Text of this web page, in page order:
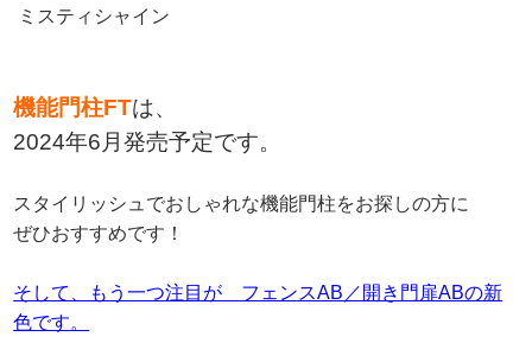
ミスティシャイン
機能門柱FTは、
2024年6月発売予定です。
スタイリッシュでおしゃれな機能門柱をお探しの方に
ぜひおすすめです！
そして、もう一つ注目が フェンスAB／開き門扉ABの新
色です。